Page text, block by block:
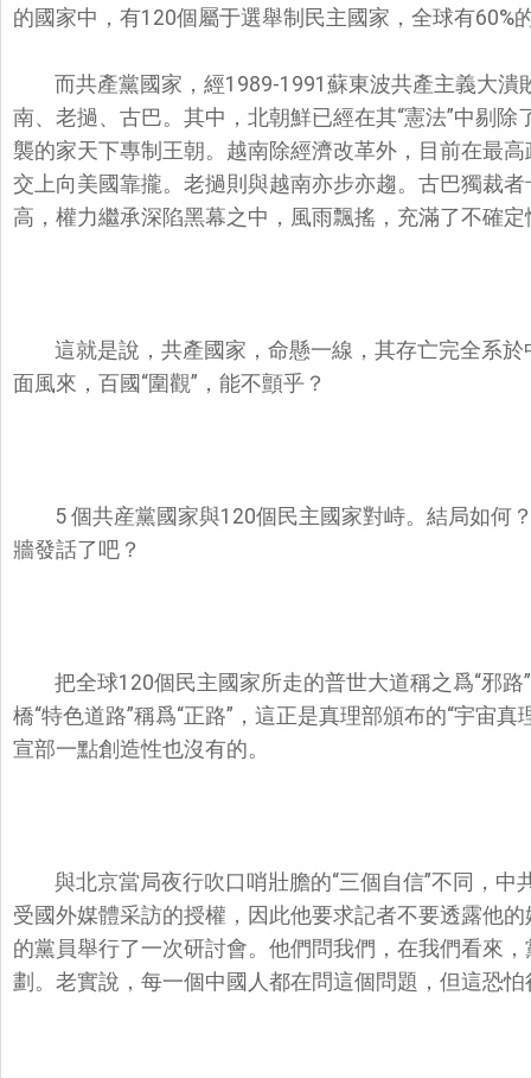
的國家中，有120個屬于選舉制民主國家，全球有60%
而共產黨國家，經1989-1991蘇東波共產主義大
南、老撾、古巴。其中，北朝鮮已經在其“憲法”中剔
襲的家天下專制王朝。越南除經濟改革外，目前在最
交上向美國靠攏。老撾則與越南亦步亦趨。古巴獨裁
高，權力繼承深陷黑幕之中，風雨飄搖，充滿了不確定
這就是說，共產國家，命懸一線，其存亡完全系
面風來，百國“圍觀”，能不顫乎？
5 個共産黨國家與120個民主國家對峙。結局如何
牆發話了吧？
把全球120個民主國家所走的普世大道稱之爲“邪
橋“特色道路”稱爲“正路”，這正是真理部頒布的“宇宙
宣部一點創造性也沒有的。
與北京當局夜行吹口哨壯膽的“三個自信”不同，
受國外媒體采訪的授權，因此他要求記者不要透露他
的黨員舉行了一次研討會。他們問我們，在我們看來
劃。老實說，每一個中國人都在問這個問題，但這恐怕